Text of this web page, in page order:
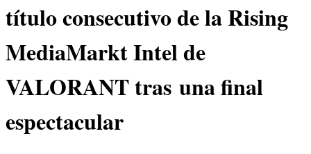
título consecutivo de la Rising
MediaMarkt Intel de
VALORANT tras una final
espectacular